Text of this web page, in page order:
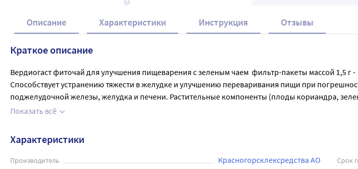
Описание Характеристики Инструкция Отзывы
Краткое описание
Вердиогаст фиточай для улучшения пищеварения с зеленым чаем  фильтр-пакеты массой 1,5 г
Способствует устранению тяжести в желудке и улучшению переваривания пищи при
поджелудочной железы, желудка и печени. Растительные компоненты (плоды кориандра,
шиповника, корни солодки, корни одуванчика.)способствуют стимулированию процессов
Показать всё
Характеристики
Производитель Красногорсклексредства АО Срок